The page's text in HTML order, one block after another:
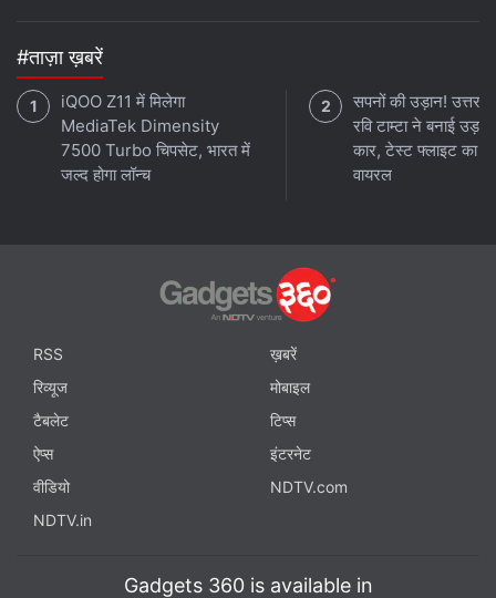
#ताज़ा ख़बरें
iQOO Z11 में मिलेगा
MediaTek Dimensity
7500 Turbo चिपसेट, भारत में
जल्द होगा लॉन्च
सपनों की उड़ान!
रवि टाम्टा ने बनाई उड़ने
कार, टेस्ट फ्लाइट का
वायरल
RSS
ख़बरें
रिव्यूज
मोबाइल
टैबलेट
टिप्स
ऐप्स
इंटरनेट
वीडियो
NDTV.com
NDTV.in
Gadgets 360 is available in